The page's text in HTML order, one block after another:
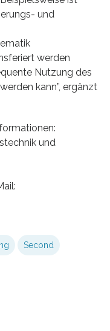
und
werden
Nutzung des
kann”, ergänzt
und
Second